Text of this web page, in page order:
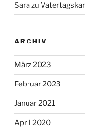
Sarazu
ARCHIV
März 2023
Februar 2023
Januar 2021
April 2020